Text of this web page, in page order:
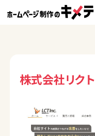
株式会社リクト